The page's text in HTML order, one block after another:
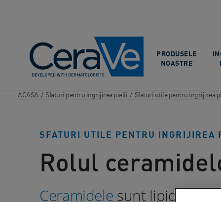
PRODUSELE
NOASTRE
ACASA / Sfaturi pentru ingrijirea pielii / Sfaturi utile pentru ingrijirea
SFATURI UTILE PENTRU INGRIJIREA
Rolul
Ceramidele sunt lipide